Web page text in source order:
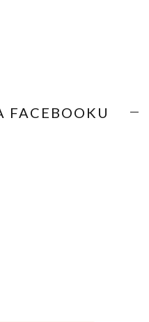
FACEBOOKU